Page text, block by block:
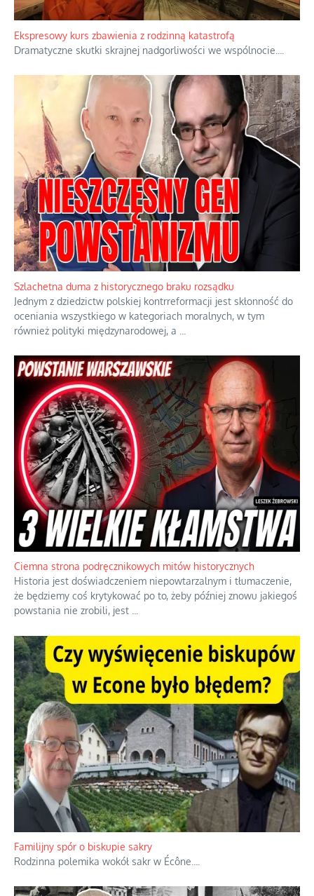
Ekspresowy kurs zbawienia z rodzinną katastrofą
Dramatyczne skutki skrajnej nadgorliwości we wspólnocie.
Szlachetna duma z historycznego braku rozsądku
Jednym z dziedzictw polskiej kontrreformacji jest skłonność do
oceniania wszystkiego w kategoriach moralnych, w tym
również polityki międzynarodowej, a
Ciemna strona podręcznikowych mitów historycznych
Historia jest doświadczeniem niepowtarzalnym i tłumaczenie,
że będziemy coś krytykować po to, żeby później znowu jakiegoś
powstania nie zrobili, jest
Familijny spór o biskupie sakry
Rodzinna polemika wokół sakr w Écône.